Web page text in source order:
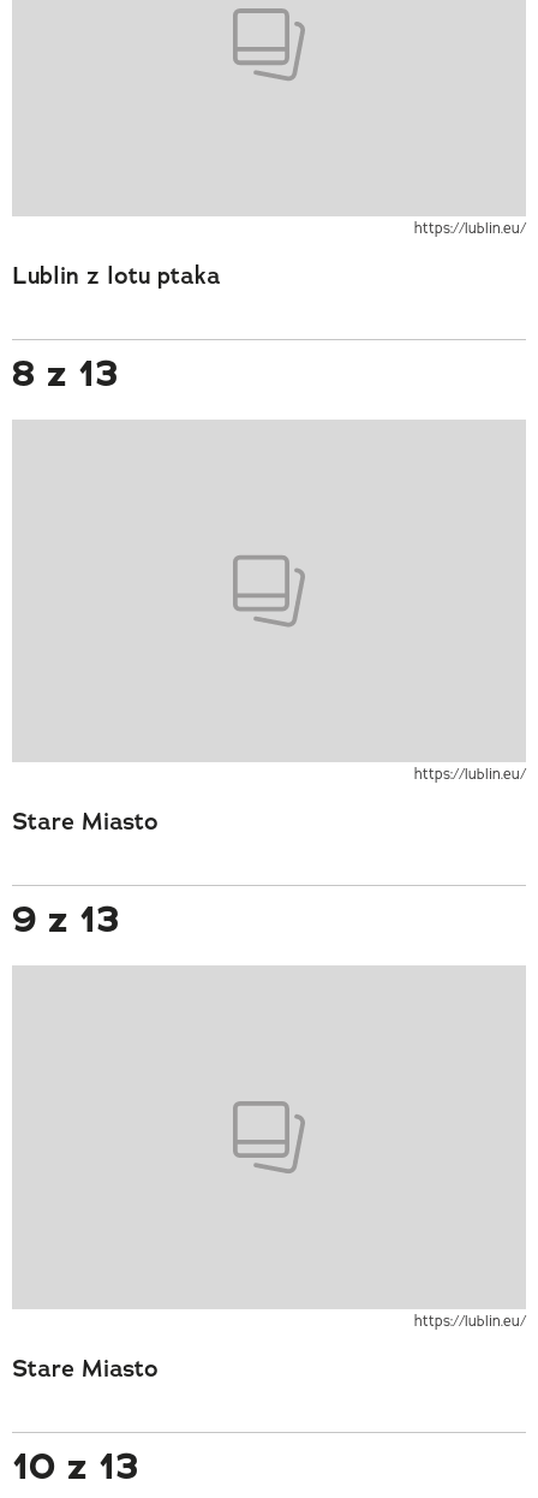
https://lublin.eu/
Lublin z lotu ptaka
8 z 13
https://lublin.eu/
Stare Miasto
9 z 13
https://lublin.eu/
Stare Miasto
10 z 13